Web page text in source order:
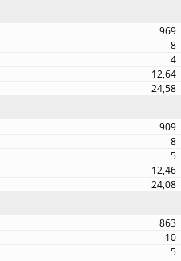
969
8
4
12,64
24,58
909
8
5
12,46
24,08
863
10
5